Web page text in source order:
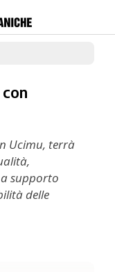
Ucimu, terrà
supporto
delle